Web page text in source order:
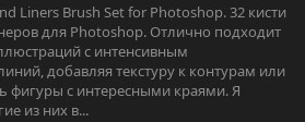
Liners Brush Set for Photoshop. 32 кисти
для Photoshop. Отлично подходит
с интенсивным
добавляя текстуру к контурам или
фигуры с интересными краями. Я
из них в...